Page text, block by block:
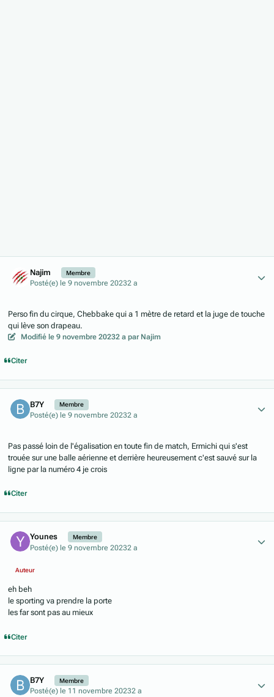
Najim Membre
Posté(e) le 9 novembre 20232 a
Perso fin du cirque, Chebbake qui a 1 mètre de retard et la juge de touche
qui lève son drapeau.
Modifiéle 9 novembre 20232 a par Najim
Citer
B7Y Membre
Posté(e) le 9 novembre 20232 a
Pas passé loin de l'égalisation en toute fin de match, Ermichi qui s'est
trouée sur une balle aérienne et derrière heureusement c'est sauvé sur la
ligne par la numéro 4 je crois
Citer
Younes Membre
Posté(e) le 9 novembre 20232 a
Auteur
eh beh
le sporting va prendre la porte
les far sont pas au mieux
Citer
B7Y Membre
Posté(e) le 11 novembre 20232 a